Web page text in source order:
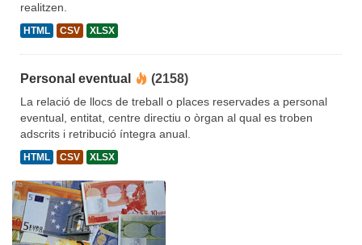
realitzen.
HTML CSV XLSX
Personal eventual (2158)
La relació de llocs de treball o places reservades a personal
eventual, entitat, centre directiu o òrgan al qual es troben
adscrits i retribució íntegra anual.
HTML CSV XLSX